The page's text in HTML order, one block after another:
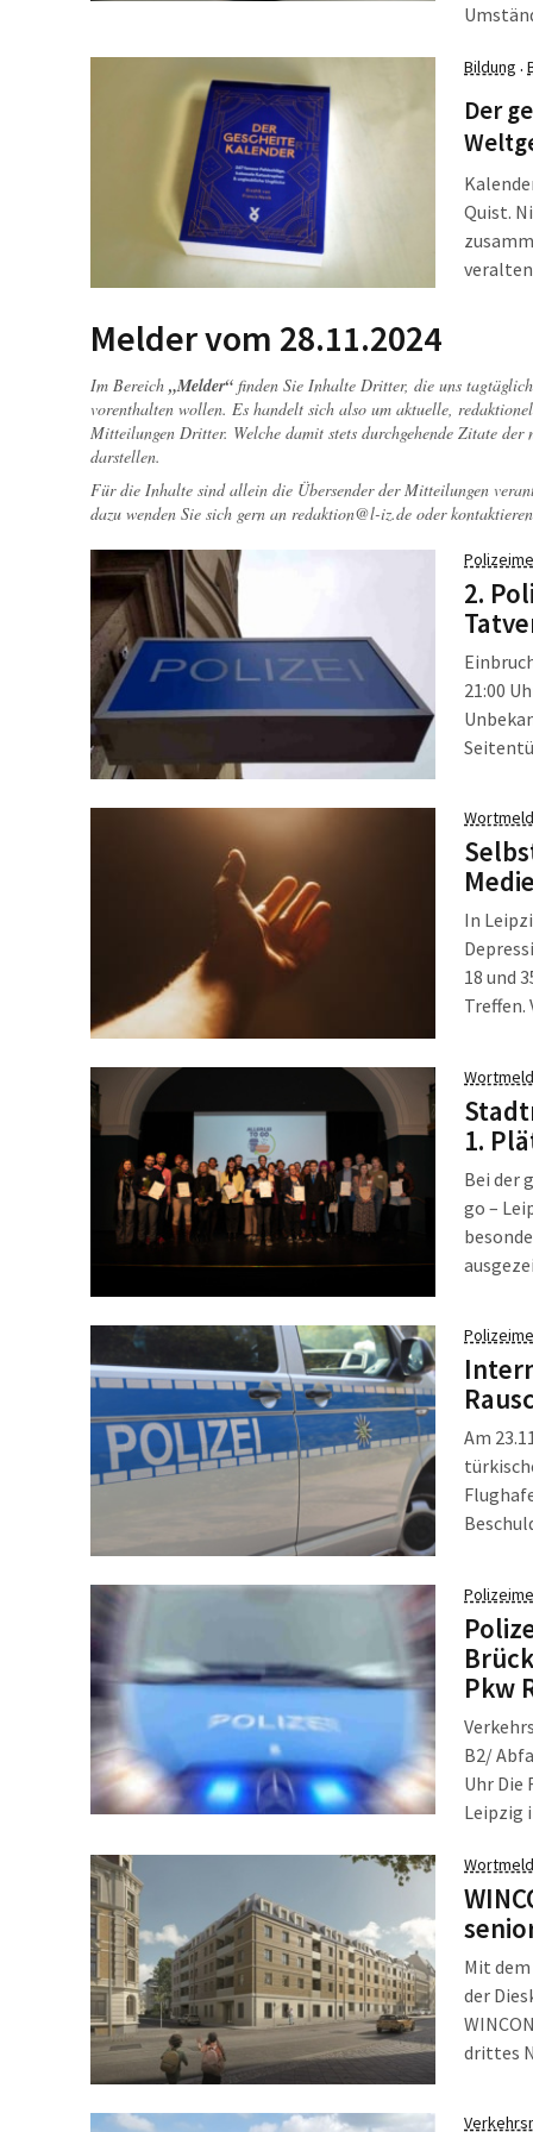
Bildung ·
Der
Quist.
veralten
Melder vom 28.11.2024
Im Bereich „Melder“ finden Sie Inhalte Dritter, die uns
vorenthalten wollen. Es handelt sich also um aktuelle,
Mitteilungen Dritter. Welche damit stets durchgehende Zitate
darstellen.
Für die Inhalte sind allein die Übersender der Mitteilungen
dazu wenden Sie sich gern an redaktion@l-iz.de oder
2.
21:00
In
18 und
Treffen.
1.
Bei der
go –
5.000 €
Am
Pkw
B2/
Uhr Die
Leipzig
fuhr mit
Mit
der
drittes